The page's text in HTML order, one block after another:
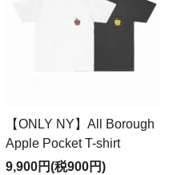
【ONLY NY】All Borough
Apple Pocket T-shirt
9,900円(税900円)